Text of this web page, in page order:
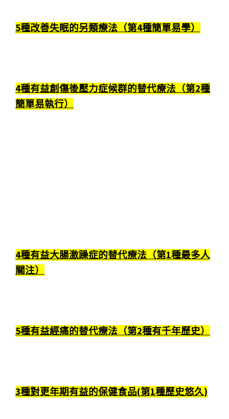
5種改善失眠的另類療法（第4種簡單易學）
4種有益創傷後壓力症候群的替代療法（第2種
簡單易執行）
4種有益大腸激躁症的替代療法（第1種最多人
關注）
5種有益經痛的替代療法（第2種有千年歷史）
3種對更年期有益的保健食品(第1種歷史悠久)